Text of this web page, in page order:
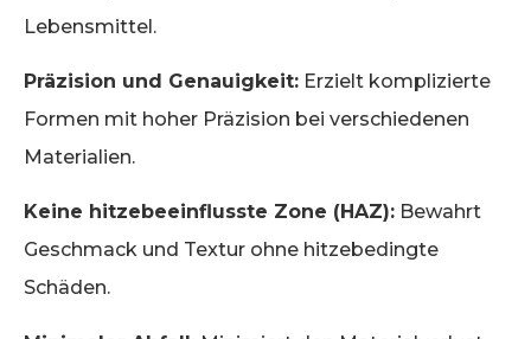
Lebensmittel.
Präzision und Genauigkeit: Erzielt komplizierte
Formen mit hoher Präzision bei verschiedenen
Materialien.
Keine hitzebeeinflusste Zone (HAZ): Bewahrt
Geschmack und Textur ohne hitzebedingte
Schäden.